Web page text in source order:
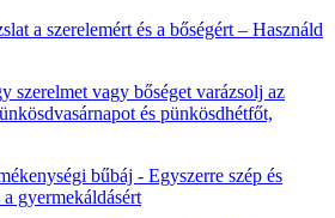
a szerelemért és a bőségért – Használd
szerelmet vagy bőséget varázsolj az
és pünkösdhétfőt,
bűbáj - Egyszerre szép és
gyermekáldásért